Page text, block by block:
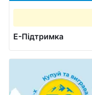
Е-Підтримка